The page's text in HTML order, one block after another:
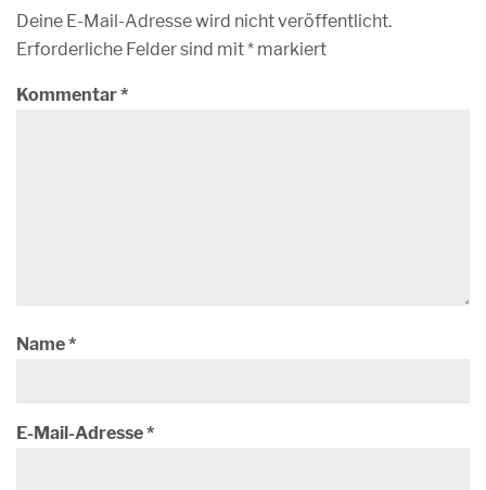
Deine E-Mail-Adresse wird nicht veröffentlicht.
Erforderliche Felder sind mit* markiert
Kommentar*
Name*
E-Mail-Adresse*